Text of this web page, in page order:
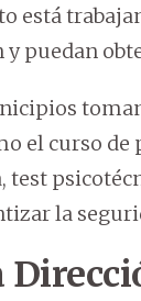
está
puedan
el curso
test
la